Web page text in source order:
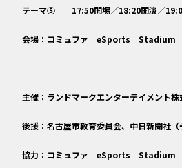
テーマ⑤ 17:50開場／18:20開演／
会場：コミュファ eSports Stadium
主催：ランドマークエンターテイメント株
後援：名古屋市教育委員会、中日新聞社（
協力：コミュファ eSports Stadium